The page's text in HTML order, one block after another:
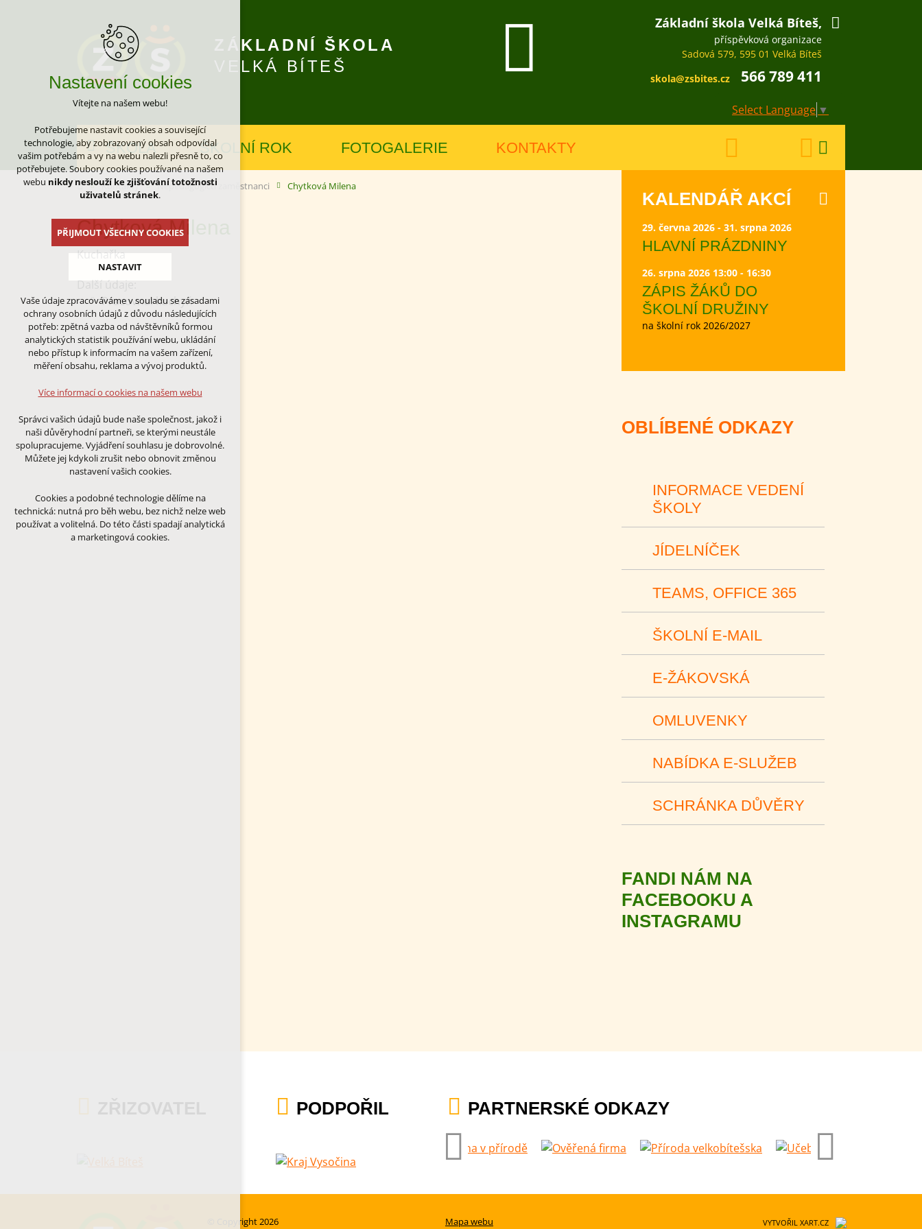
ZÁKLADNÍ ŠKOLA
VELKÁ BÍTEŠ
Základní škola Velká Bíteš,
příspěvková organizace
Sadová 579, 595 01 Velká Bíteš
skola@zsbites.cz
566 789 411
Select Language ▼
ŠKOLA ŠKOLNÍ ROK FOTOGALERIE KONTAKTY
Kontakty Nepedagogičtí zaměstnanci Chytková Milena
Chytková Milena
Kuchařka
Další údaje:
Pracovna: kuchyň
KALENDÁŘ AKCÍ
29. června 2026 - 31. srpna 2026
HLAVNÍ PRÁZDNINY
26. srpna 2026 13:00 - 16:30
ZÁPIS ŽÁKŮ DO
ŠKOLNÍ DRUŽINY
na školní rok 2026/2027
OBLÍBENÉ ODKAZY
INFORMACE VEDENÍ
ŠKOLY
JÍDELNÍČEK
TEAMS, OFFICE 365
ŠKOLNÍ E-MAIL
E-ŽÁKOVSKÁ
OMLUVENKY
NABÍDKA E-SLUŽEB
SCHRÁNKA DŮVĚRY
FANDI NÁM NA
FACEBOOKU A
INSTAGRAMU
PODPOŘIL PARTNERSKÉ ODKAZY
© Copyright 2026
VYTVOŘIL XART.CZ
Mapa webu
Nastavení cookies
Vítejte na našem webu!
Potřebujeme nastavit cookies a související
technologie, aby zobrazovaný obsah odpovídal
vašim potřebám a vy na webu nalezli přesně to, co
potřebujete. Soubory cookies používané na našem
webu nikdy neslouží ke zjišťování totožnosti
uživatelů stránek.
PŘIJMOUT VŠECHNY COOKIES
NASTAVIT
Technická cookies
nutná pro provozování webu
udržení kontextu stránek (session):
případná přihlášení, volby jazyka, apod.
Volitelná cookies
analytická pro anonymizované
vyhodnocení návštěvnosti
marketingová cookies (Google)
Více informací o cookies na našem webu
ODMÍTNOUT VŠE
Vaše údaje zpracováváme v souladu se zásadami
ochrany osobních údajů z důvodu následujících
potřeb: zpětná vazba od návštěvníků formou
analytických statistik používání webu, ukládání
nebo přístup k informacím na vašem zařízení,
měření obsahu, reklama a vývoj produktů.
Více informací o cookies na našem webu
Správci vašich údajů bude naše společnost, jakož i
naši důvěryhodní partneři, se kterými neustále
spolupracujeme. Vyjádření souhlasu je dobrovolné.
Můžete jej kdykoli zrušit nebo obnovit změnou
nastavení vašich cookies.
Cookies a podobné technologie dělíme na
technická: nutná pro běh webu, bez nichž nelze web
používat a volitelná. Do této části spadají analytická
a marketingová cookies.